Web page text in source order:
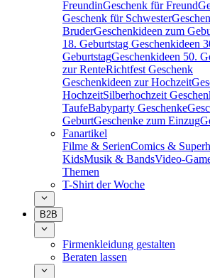
FreundinGeschenk für Freund
Geschenk für Schwester
BruderGeschenkideen zum
18. Geburtstag Geschenkideen
GeburtstagGeschenkideen 50.
zur RenteRichtfest Geschenk
Geschenkideen zur Hochzeit
HochzeitSilberhochzeit
TaufeBabyparty Geschenke
GeburtGeschenke zum Einzug
Fanartikel
Filme & SerienComics &
KidsMusik & BandsVideo-
Themen
T-Shirt der Woche
B2B
Firmenkleidung gestalten
Beraten lassen